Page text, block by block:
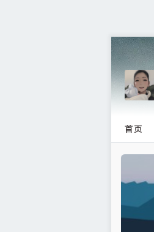
首页